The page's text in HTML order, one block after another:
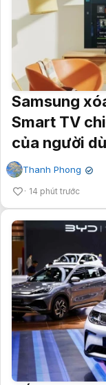
Samsung
Smart TV
của người
Thanh Phong ✔
14 phút trước